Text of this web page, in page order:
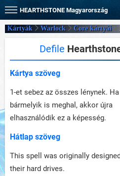
HEARTHSTONE Magyarország
Kártyák Warlock Core kártyái
Defile
Kártya szöveg
1-et sebez az összes lénynek. Ha
bármelyik is meghal, akkor újra
elhasználódik ez a képesség.
Hátlap szöveg
This spell was originally
their hard drives.